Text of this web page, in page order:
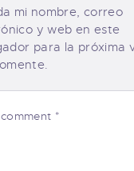
mi nombre, correo
y web en este
para la próxima